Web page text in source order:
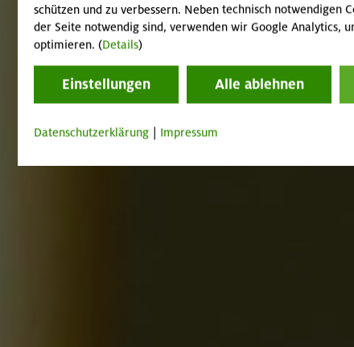
schützen und zu verbessern. Neben technisch notwendigen
der Seite notwendig sind, verwenden wir Google Analytics,
optimieren. (Details)
Einstellungen Alle ablehnen
Datenschutzerklärung Impressum